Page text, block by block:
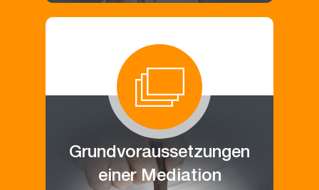
Grundvoraussetzungen
einer Mediation